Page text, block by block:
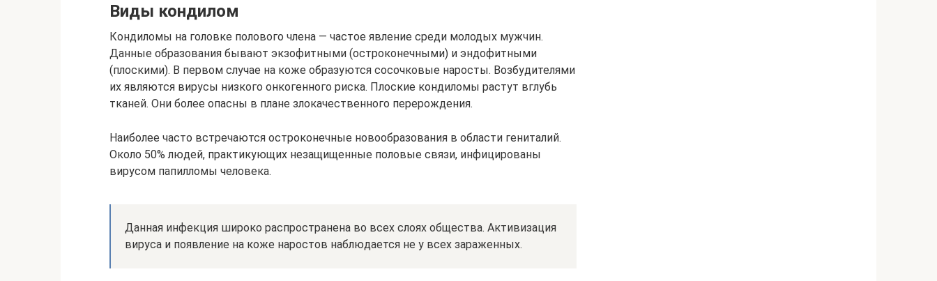
Виды кондилом
Кондиломы на головке полового члена — частое явление среди молодых мужчин.
Данные образования бывают экзофитными (остроконечными) и эндофитными
(плоскими). В первом случае на коже образуются сосочковые наросты. Возбудителями
их являются вирусы низкого онкогенного риска. Плоские кондиломы растут вглубь
тканей. Они более опасны в плане злокачественного перерождения.
Наиболее часто встречаются остроконечные новообразования в области гениталий.
Около 50% людей, практикующих незащищенные половые связи, инфицированы
вирусом папилломы человека.
Данная инфекция широко распространена во всех слоях общества. Активизация
вируса и появление на коже наростов наблюдается не у всех зараженных.